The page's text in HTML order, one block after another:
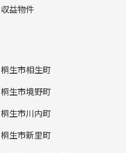
収益物件
桐生市相生町
桐生市境野町
桐生市川内町
桐生市新里町